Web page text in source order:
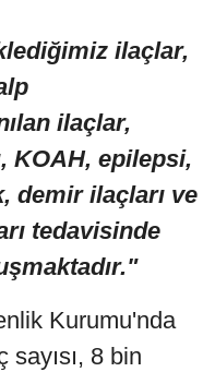
ilaçlar,
ilaçlar,
KOAH, epilepsi,
demir ilaçları ve
tedavisinde
Kurumu'nda
8 bin